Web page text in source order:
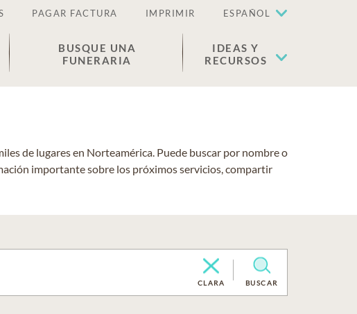
PAGAR FACTURA IMPRIMIR ESPAÑOL
BUSQUE UNA
FUNERARIA
IDEAS Y
RECURSOS
de lugares en Norteamérica. Puede buscar por nombre o
importante sobre los próximos servicios, compartir
CLARA BUSCAR